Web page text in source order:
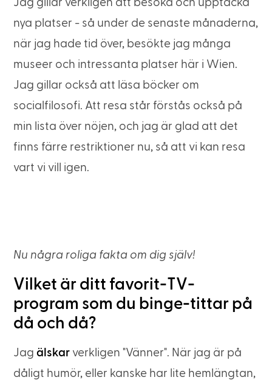
Jag gillar verkligen att besöka och upptäcka
nya platser - så under de senaste månaderna,
när jag hade tid över, besökte jag många
museer och intressanta platser här i Wien.
Jag gillar också att läsa böcker om
socialfilosofi. Att resa står förstås också på
min lista över nöjen, och jag är glad att det
finns färre restriktioner nu, så att vi kan resa
vart vi vill igen.
Nu några roliga fakta om dig själv!
Vilket är ditt favorit-TV-
program som du binge-tittar på
då och då?
Jagälskar verkligen "Vänner". När jag är på
dåligt humör, eller kanske har lite hemlängtan,